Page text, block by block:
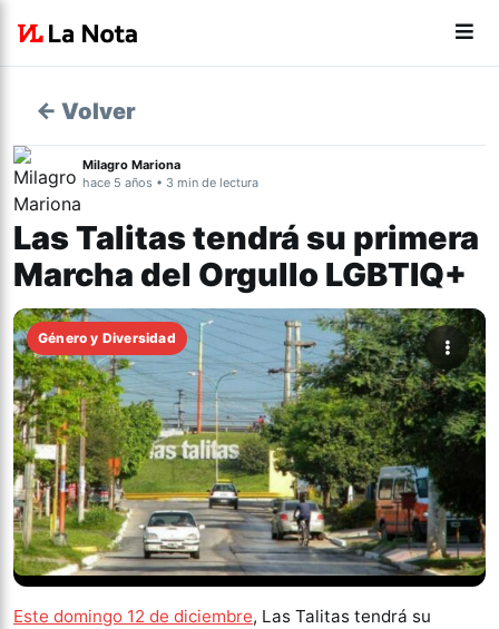
← Volver
Milagro Mariona
hace 5 años • 3 min de lectura
Las Talitas tendrá su primera
Marcha del Orgullo LGBTIQ+
Género y Diversidad
Este domingo 12 de diciembre, Las Talitas tendrá su